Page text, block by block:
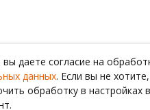
даете согласие на
данных. Если вы не
обработку в настройках